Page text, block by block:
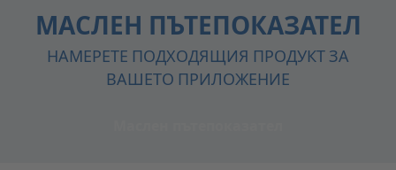
МАСЛЕН ПЪТЕПОКАЗАТЕЛ
НАМЕРЕТЕ ПОДХОДЯЩИЯ ПРОДУКТ ЗА
ВАШЕТО ПРИЛОЖЕНИЕ